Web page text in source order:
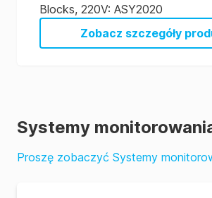
Blocks, 220V: ASY2020
Zobacz szczegóły
Systemy
Proszę zobaczyć Systemy